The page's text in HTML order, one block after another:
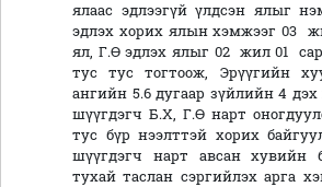
ялаас эдлээгүй үлдсэн ялыг
эдлэх хорих ялын хэмжээг 03
ял, Г.Ө эдлэх ялыг 02 жил 01
тус тус тогтоож, Эрүүгийн
ангийн 5.6 дугаар зүйлийн 4 дэх
шүүгдэгч Б.Х, Г.Ө нарт
тус бүр нээлттэй хорих
шүүгдэгч нарт авсан хувийн
тухай таслан сэргийлэх арга